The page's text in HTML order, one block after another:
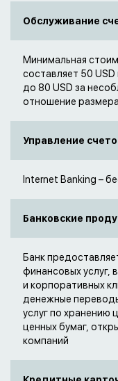
Обслуживание
Минимальная
составляет 50
до 80 USD за
отношение
Управление
Internet Banking –
Банковские
Банк
финансовых услуг,
и корпоративных
денежные
услуг по хранению
ценных бумаг,
компаний